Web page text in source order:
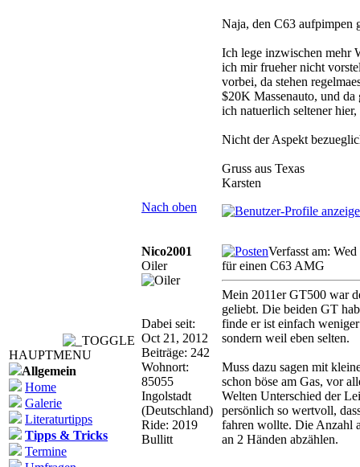
HAUPTMENU
Allgemein
Home
Galerie
Literaturtipps
Tipps & Tricks
Termine
Naja, den C63 aufpimpen
Ich lege inzwischen mehr
ich mir frueher nicht
vorbei, da stehen
$20K Massenauto, und da
ich natuerlich seltener
Nicht der Aspekt
Gruss aus Texas
Karsten
Nach oben
Nico2001
Oiler
Dabei seit:
Oct 21, 2012
Beiträge: 242
Wohnort:
85055
Ingolstadt
(Deutschland)
Ride: 2019
Bullitt
Verfasst am:
für einen C63 AMG
Mein 2011er GT500 war
geliebt. Die beiden GT
finde er ist einfach
sondern weil eben selten.
Muss dazu sagen mit
schon böse am Gas, vor
Welten Unterschied der
persönlich so wertvoll,
fahren wollte. Die Anzahl
an 2 Händen abzählen.